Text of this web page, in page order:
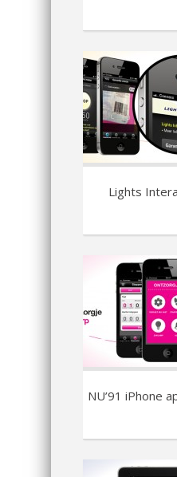
Lights
NU’91 iPhone